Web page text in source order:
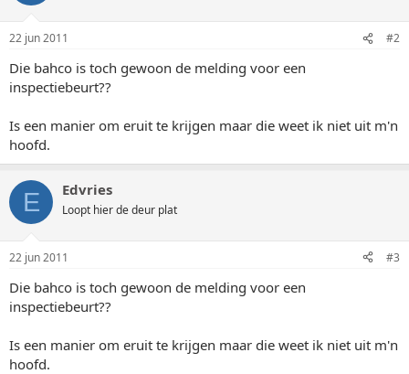
22 jun 2011 #2
Die bahco is toch gewoon de melding voor een
inspectiebeurt??
Is een manier om eruit te krijgen maar die weet ik niet uit m'n
hoofd.
E Edvries
Loopt hier de deur plat
22 jun 2011 #3
Die bahco is toch gewoon de melding voor een
inspectiebeurt??
Is een manier om eruit te krijgen maar die weet ik niet uit m'n
hoofd.